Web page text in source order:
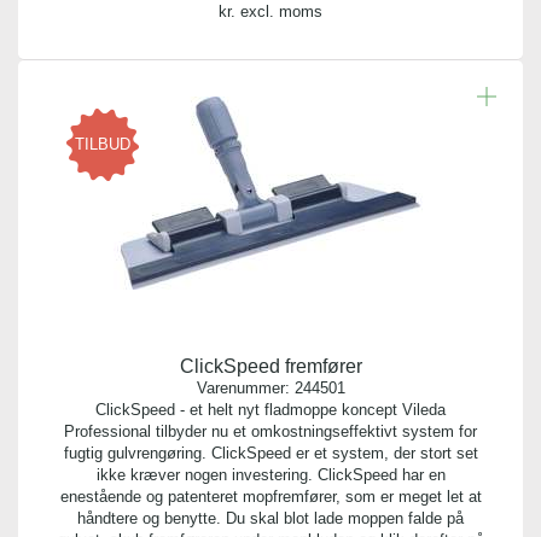
kr. excl. moms
TILBUD
ClickSpeed fremfører
Varenummer: 244501
ClickSpeed - et helt nyt fladmoppe koncept Vileda
Professional tilbyder nu et omkostningseffektivt system for
fugtig gulvrengøring. ClickSpeed er et system, der stort set
ikke kræver nogen investering. ClickSpeed har en
enestående og patenteret mopfremfører, som er meget let at
håndtere og benytte. Du skal blot lade moppen falde på